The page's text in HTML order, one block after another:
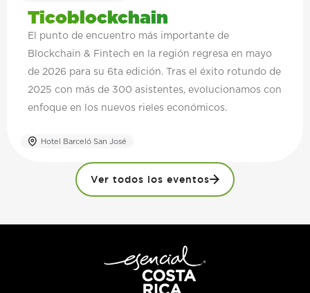
Ticoblockchain
El punto de encuentro más importante de
Blockchain & Fintech en la región regresa en mayo
de 2026 para su 6ta edición. Tras el éxito rotundo de
2025 con más de 300 asistentes, evolucionamos con
enfoque en los nuevos rieles económicos.
Hotel Barceló San José
Ver todos los eventos